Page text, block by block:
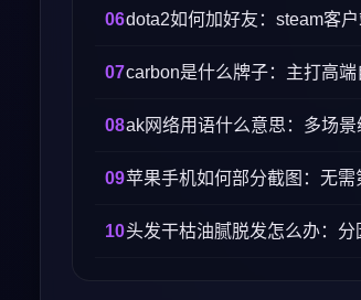
dota2如何加好友：steam客
carbon是什么牌子：主打高
ak网络用语什么意思：多场
苹果手机如何部分截图：无
头发干枯油腻脱发怎么办：